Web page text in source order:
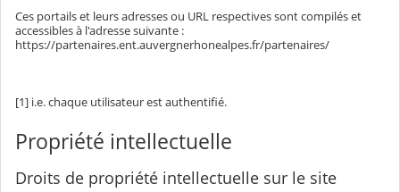
Ces portails et leurs adresses ou URL respectives sont compilés et
accessibles à l'adresse suivante :
https://partenaires.ent.auvergnerhonealpes.fr/partenaires/
[1] i.e. chaque utilisateur est authentifié.
Propriété intellectuelle
Droits de propriété intellectuelle sur le site